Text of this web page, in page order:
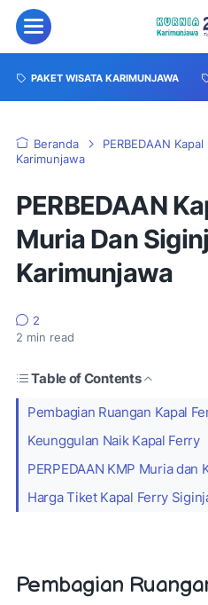
PAKET WISATA KARIMUNJAWA
Beranda
PERBEDAAN
Karimunjawa
PERBEDAAN
Muria Dan
Karimunjawa
2
2 min read
Table of Contents
Pembagian Ruangan Kapal
Keunggulan Naik Kapal Ferry
PERPEDAAN KMP Muria dan
Harga Tiket Kapal Ferry
Pembagian